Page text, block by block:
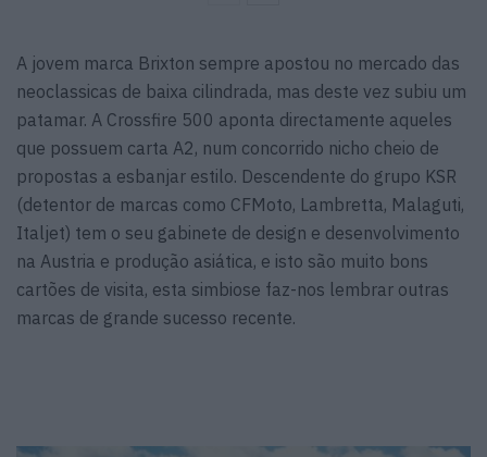
A jovem marca Brixton sempre apostou no mercado das
neoclassicas de baixa cilindrada, mas deste vez subiu um
patamar. A Crossfire 500 aponta directamente aqueles
que possuem carta A2, num concorrido nicho cheio de
propostas a esbanjar estilo. Descendente do grupo KSR
(detentor de marcas como CFMoto, Lambretta, Malaguti,
Italjet) tem o seu gabinete de design e desenvolvimento
na Austria e produção asiática, e isto são muito bons
cartões de visita, esta simbiose faz-nos lembrar outras
marcas de grande sucesso recente.